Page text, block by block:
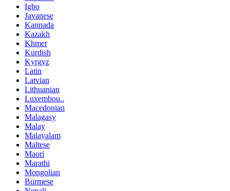
Igbo
Javanese
Kannada
Kazakh
Khmer
Kurdish
Kyrgyz
Latin
Latvian
Lithuanian
Luxembou..
Macedonian
Malagasy
Malay
Malayalam
Maltese
Maori
Marathi
Mongolian
Burmese